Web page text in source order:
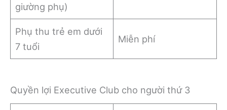
giường phụ)
Phụ thu trẻ em dưới
7 tuổi
Miễn phí
Quyền lợi Executive Club cho người thứ 3